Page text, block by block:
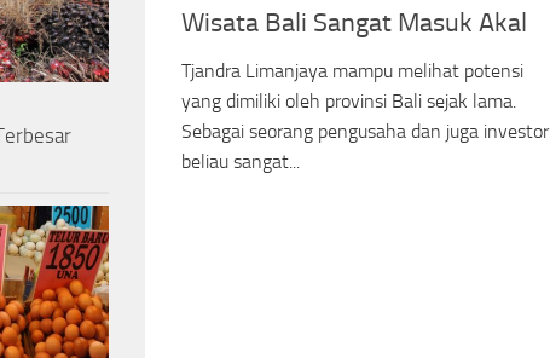
Wisata Bali Sangat Masuk Akal
Tjandra Limanjaya mampu melihat potensi
yang dimiliki oleh provinsi Bali sejak lama.
Sebagai seorang pengusaha dan juga investor
beliau sangat...